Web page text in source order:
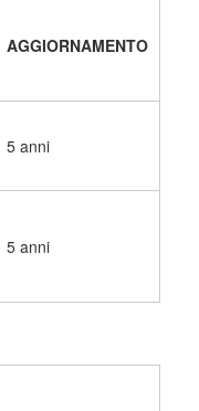
AGGIORNAMENTO
5 anni
5 anni